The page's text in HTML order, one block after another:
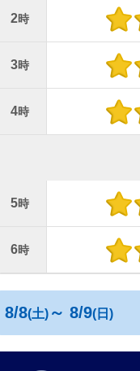
2時
3時
4時
5時
6時
8/8(土) ～ 8/9(日)